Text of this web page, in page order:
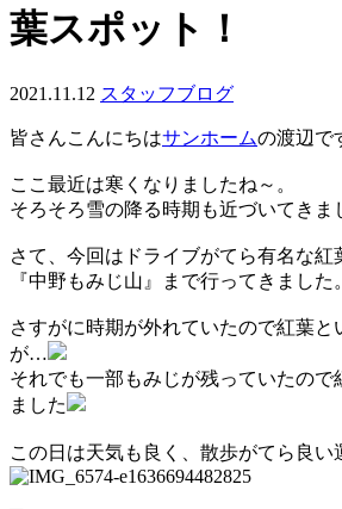
葉スポット！
2021.11.12 スタッフブログ
皆さんこんにちはサンホームの渡辺で
ここ最近は寒くなりましたね～。
そろそろ雪の降る時期も近づいてきま
さて、今回はドライブがてら有名な紅
『中野もみじ山』まで行ってきました。
さすがに時期が外れていたので紅葉と
が…
それでも一部もみじが残っていたので
ました
この日は天気も良く、散歩がてら良い